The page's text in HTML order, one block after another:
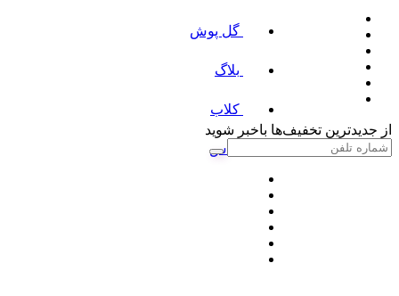
گل پوش
بلاگ
کلاب
پلاس
از جدیدترین تخفیف‌ها باخبر شوید